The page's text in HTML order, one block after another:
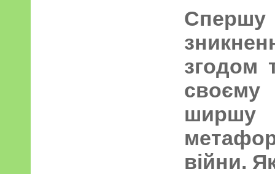
згодом
ширшу
війни.